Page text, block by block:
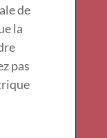
de
la
pas